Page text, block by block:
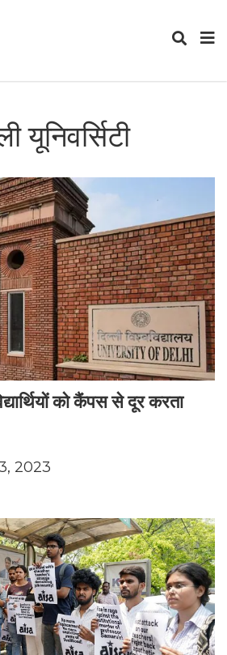
यूनिवर्सिटी
को कैंपस से दूर करता
2023